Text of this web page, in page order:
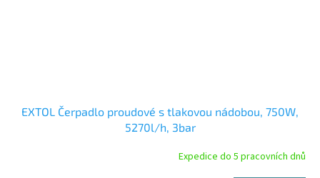
EXTOL Čerpadlo proudové s tlakovou nádobou, 750W,
5270l/h, 3bar
Expedice do 5 pracovních dnů